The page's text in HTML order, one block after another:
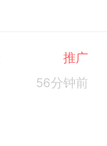
推广
56分钟前